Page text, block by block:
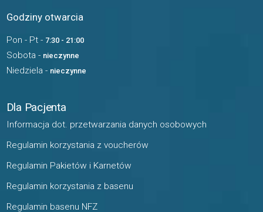
Godziny otwarcia
Pon - Pt - 7:30 - 21:00
Sobota - nieczynne
Niedziela - nieczynne
Dla Pacjenta
Informacja dot. przetwarzania danych osobowych
Regulamin korzystania z voucherów
Regulamin Pakietów i Karnetów
Regulamin korzystania z basenu
Regulamin basenu NFZ